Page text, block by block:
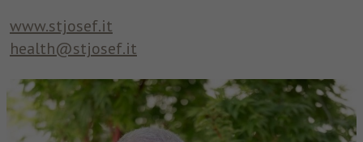
www.stjosef.it
health@stjosef.it